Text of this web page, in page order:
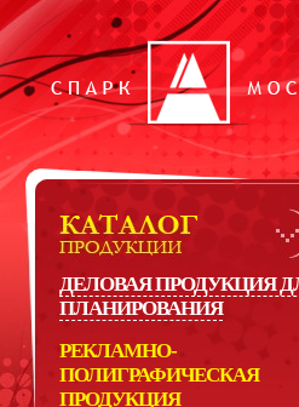
ДЕЛОВАЯ ПРОДУКЦИЯ
ПЛАНИРОВАНИЯ
РЕКЛАМНО-
ПОЛИГРАФИЧЕСКАЯ
ПРОДУКЦИЯ